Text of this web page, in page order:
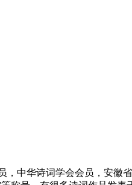
中华诗词学会会员，安徽